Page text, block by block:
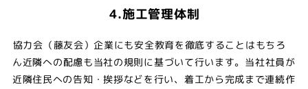
4.施工管理体制
協力会（藤友会）企業にも安全教育を徹底することはもちろ
ん近隣への配慮も当社の規則に基づいて行います。当社社員が
近隣住民への告知・挨拶などを行い、着工から完成まで連続作